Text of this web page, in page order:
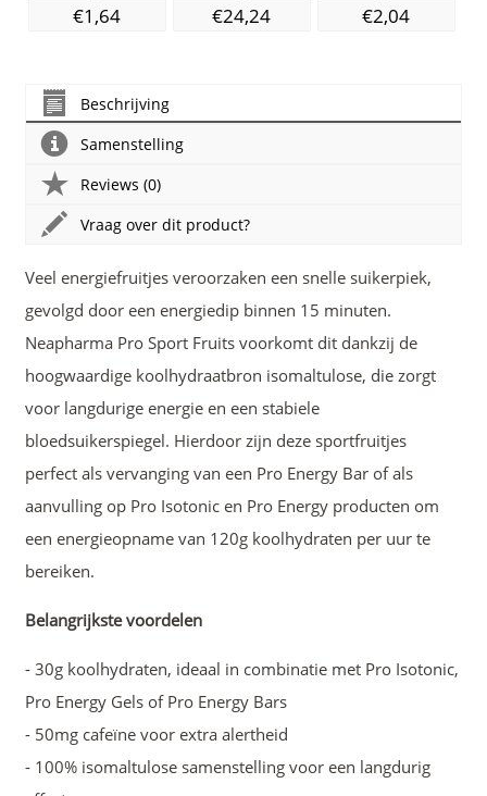
€1,64 €24,24 €2,04
Beschrijving
Samenstelling
Reviews (0)
Vraag over dit product?
Veel energiefruitjes veroorzaken een snelle suikerpiek,
gevolgd door een energiedip binnen 15 minuten.
Neapharma Pro Sport Fruits voorkomt dit dankzij de
hoogwaardige koolhydraatbron isomaltulose, die zorgt
voor langdurige energie en een stabiele
bloedsuikerspiegel. Hierdoor zijn deze sportfruitjes
perfect als vervanging van een Pro Energy Bar of als
aanvulling op Pro Isotonic en Pro Energy producten om
een energieopname van 120g koolhydraten per uur te
bereiken.
Belangrijkste voordelen
- 30g koolhydraten, ideaal in combinatie met Pro Isotonic,
Pro Energy Gels of Pro Energy Bars
- 50mg cafeïne voor extra alertheid
- 100% isomaltulose samenstelling voor een langdurig